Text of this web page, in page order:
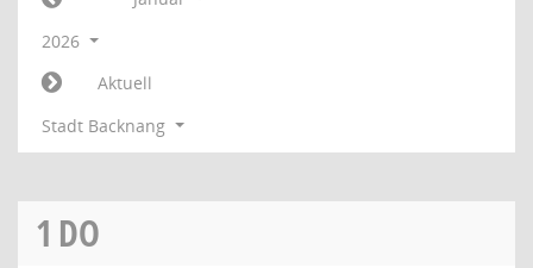
2026
Aktuell
Stadt Backnang
1 DO